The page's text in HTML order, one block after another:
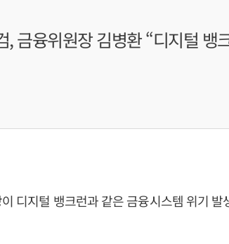
금융위원장 김병환 “디지털 뱅
디지털 뱅크런과 같은 금융시스템 위기 발